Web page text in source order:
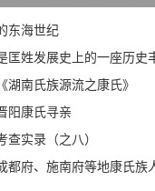
东海世纪
匡姓发展史上的一座历史
湖南氏族源流之康氏》
阳康氏寻亲
实录（之八）
都府、施南府等地康氏族